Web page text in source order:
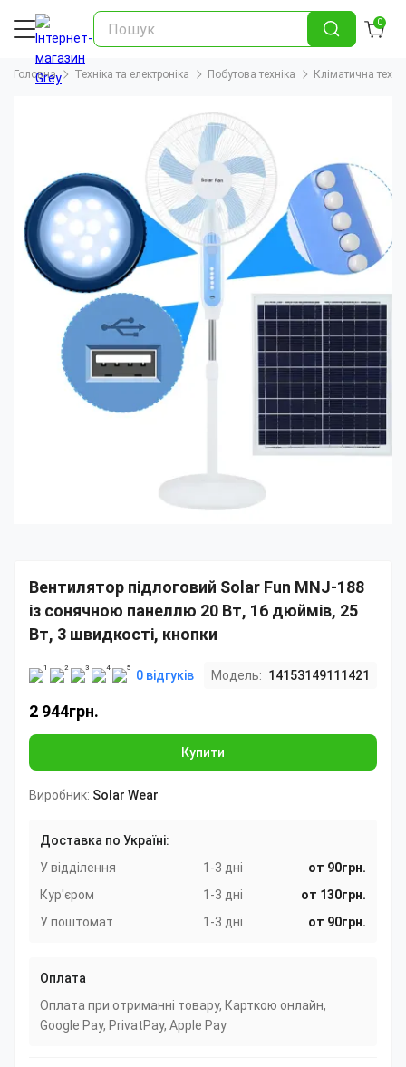
0
Головна Техніка та електроніка Побутова техніка Кліматична
Вентилятор підлоговий Solar Fun MNJ-188
із сонячною панеллю 20 Вт, 16 дюймів, 25
Вт, 3 швидкості, кнопки
0 відгуків Модель: 14153149111421
2 944грн.
Купити
Виробник: Solar Wear
Доставка по Україні:
У відділення
1-3 дні
от 90грн.
Кур'єром
1-3 дні
от 130грн.
У поштомат
1-3 дні от 90грн.
Оплата
Оплата при отриманні товару, Карткою онлайн,
Google Pay, PrivatPay, Apple Pay